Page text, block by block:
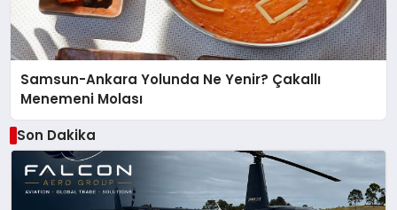
Samsun-Ankara Yolunda Ne Yenir? Çakallı
Menemeni Molası
Son Dakika